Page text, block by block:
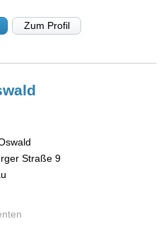
Zum Profil
Straße 9